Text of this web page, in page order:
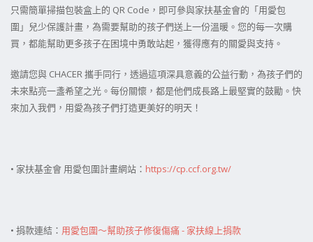
只需簡單掃描包裝盒上的 QR Code，即可參與家扶基金會的「用愛包
圍」兒少保護計畫，為需要幫助的孩子們送上一份溫暖。您的每一次購
買，都能幫助更多孩子在困境中勇敢站起，獲得應有的關愛與支持。
邀請您與 CHACER 攜手同行，透過這項深具意義的公益行動，為孩子們的
未來點亮一盞希望之光。每份關懷，都是他們成長路上最堅實的鼓勵。快
來加入我們，用愛為孩子們打造更美好的明天！
• 家扶基金會 用愛包圍計畫網站： https://cp.ccf.org.tw/
• 捐款連結： 用愛包圍～幫助孩子修復傷痛 - 家扶線上捐款